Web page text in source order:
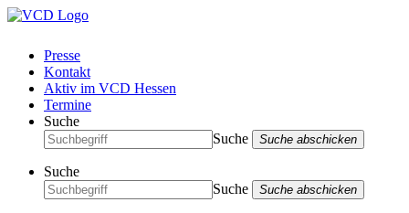
Presse
Kontakt
Aktiv im VCD Hessen
Termine
Suche
Suche
Suche abschicken
Suche
Suche
Suche abschicken